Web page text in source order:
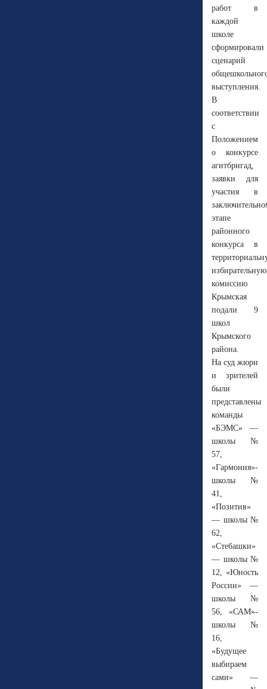
работ в
каждой
школе
сформировали
сценарий
выступления.
В
соответствии
с
Положением
о конкурсе
агитбригад,
заявки для
участия в
этапе
районного
конкурса в
избирательную
комиссию
Крымская
подали 9
школ
Крымского
района.
На суд жюри
и зрителей
были
представлены
команды
«БЭМС» —
школы №
57,
«Гармония»-
школы №
41,
«Позитив»
— школы №
62,
«Стебашки»
— школы №
12, «Юность
России» —
школы №
56, «САМ»-
школы №
16,
«Будущее
выбираем
сами» —